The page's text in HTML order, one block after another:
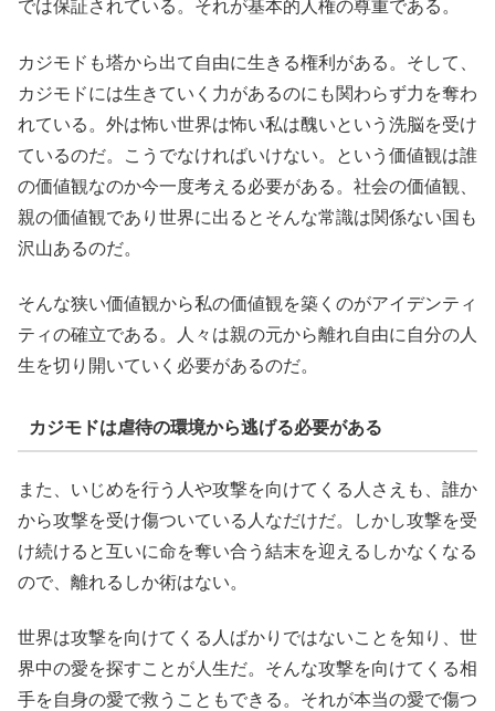
では保証されている。それが基本的人権の尊重である。
カジモドも塔から出て自由に生きる権利がある。そして、
カジモドには生きていく力があるのにも関わらず力を奪わ
れている。外は怖い世界は怖い私は醜いという洗脳を受け
ているのだ。こうでなければいけない。という価値観は誰
の価値観なのか今一度考える必要がある。社会の価値観、
親の価値観であり世界に出るとそんな常識は関係ない国も
沢山あるのだ。
そんな狭い価値観から私の価値観を築くのがアイデンティ
ティの確立である。人々は親の元から離れ自由に自分の人
生を切り開いていく必要があるのだ。
カジモドは虐待の環境から逃げる必要がある
また、いじめを行う人や攻撃を向けてくる人さえも、誰か
から攻撃を受け傷ついている人なだけだ。しかし攻撃を受
け続けると互いに命を奪い合う結末を迎えるしかなくなる
ので、離れるしか術はない。
世界は攻撃を向けてくる人ばかりではないことを知り、世
界中の愛を探すことが人生だ。そんな攻撃を向けてくる相
手を自身の愛で救うこともできる。それが本当の愛で傷つ